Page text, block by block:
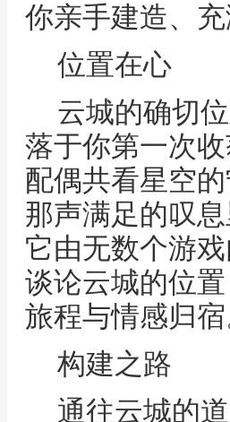
你亲手建造、
位置在心
云城的确切
落于你第一次
配偶共看星空
那声满足的叹
它由无数个游
谈论云城的位
旅程与情感归宿
构建之路
通往云城的